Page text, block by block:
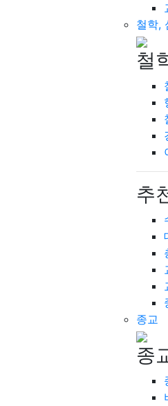
철학,
철
추
종교
종